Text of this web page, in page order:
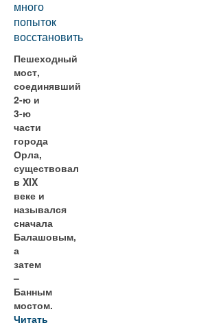
много
попыток
восстановить
Пешеходный
мост,
соединявший
2-ю и
3-ю
части
города
Орла,
существовал
в XIX
веке и
назывался
сначала
Балашовым,
а
затем
–
Банным
мостом.
Читать